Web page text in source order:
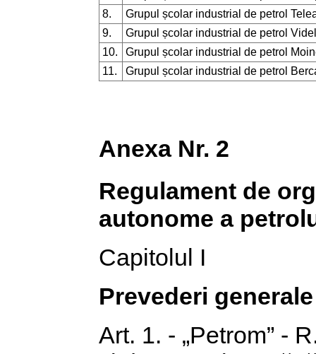
8.
Grupul școlar industrial de petrol
9.
Grupul școlar industrial de petrol
10.
Grupul școlar industrial de petrol
11.
Grupul școlar industrial de petrol
Anexa Nr. 2
Regulament de
autonome a
Capitolul I
Prevederi generale
Art. 1. - „Petrom” -